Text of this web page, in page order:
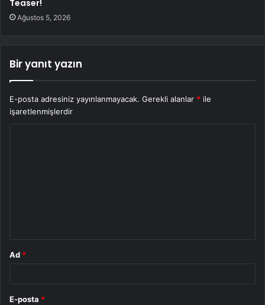
Teaser!
Ağustos 5, 2026
Bir yanıt yazın
E-posta adresiniz yayınlanmayacak. Gerekli alanlar * ile
işaretlenmişlerdir
Ad *
E-posta *